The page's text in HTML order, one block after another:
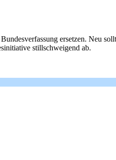
ersetzen. Neu
stillschweigend ab.